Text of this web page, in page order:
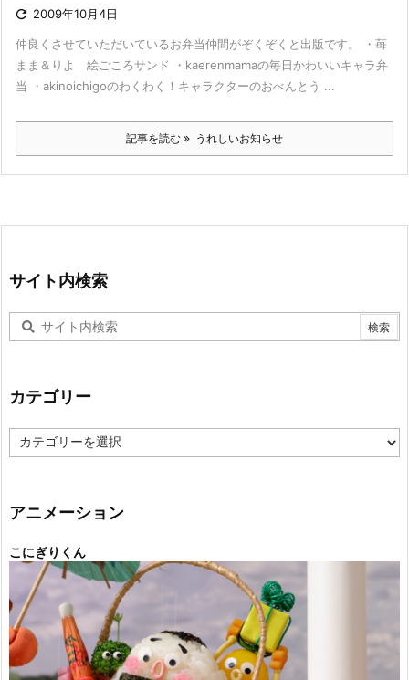
 2009年10月4日
仲良くさせていただいているお弁当仲間がぞくぞくと出版です。 ・苺
まま＆りよ 絵ごころサンド ・kaerenmamaの毎日かわいいキャラ弁
当 ・akinoichigoのわくわく！キャラクターのおべんとう ...
記事を読む うれしいお知らせ
サイト内検索
カテゴリー
テ
ー
アニメーション
こにぎりくん